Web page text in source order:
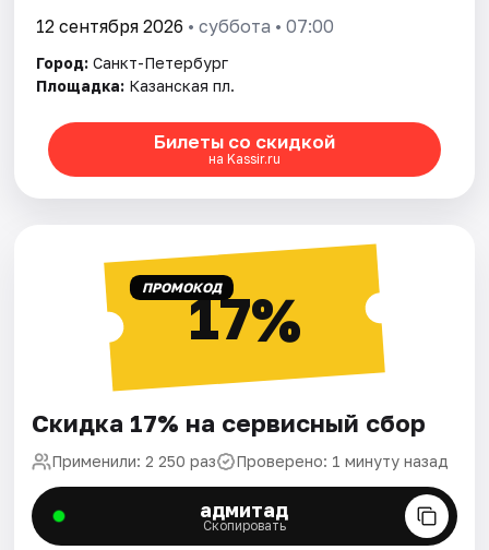
12 сентября 2026 • суббота • 07:00
Город: Санкт-Петербург
Площадка: Казанская пл.
Билеты со скидкой
на Kassir.ru
ПРОМОКОД17%
Скидка 17% на сервисный сбор
Применили: 2 250 раз Проверено: 1 минуту назад
адмитад
Скопировать